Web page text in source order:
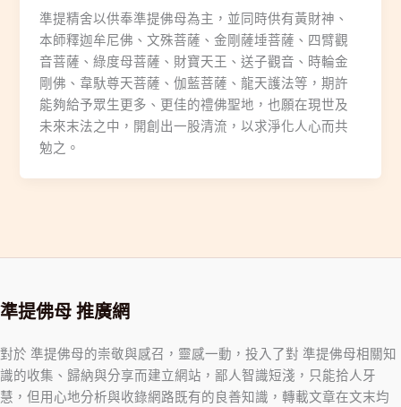
準提精舍以供奉準提佛母為主，並同時供有黃財神、
本師釋迦牟尼佛、文殊菩薩、金剛薩埵菩薩、四臂觀
音菩薩、綠度母菩薩、財寶天王、送子觀音、時輪金
剛佛、韋馱尊天菩薩、伽藍菩薩、龍天護法等，期許
能夠給予眾生更多、更佳的禮佛聖地，也願在現世及
未來末法之中，開創出一股清流，以求淨化人心而共
勉之。
準提佛母 推廣網
對於 準提佛母的崇敬與感召，靈感一動，投入了對 準提佛母相關知
識的收集、歸納與分享而建立網站，鄙人智識短淺，只能拾人牙
慧，但用心地分析與收錄網路既有的良善知識，轉載文章在文末均